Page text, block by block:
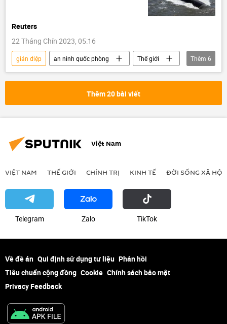
Reuters
22 Tháng Chín 2023, 05:16
gián điệp an ninh quốc phòng
Thế giới
Hoa Kỳ
Trung Quốc
Quân sự
Báo chí thế giới
Thêm 6
Thêm 20 bài viết
Việt Nam
VIỆT NAM THẾ GIỚI CHÍNH TRỊ KINH TẾ ĐỜI SỐNG XÃ HỘI
Telegram Zalo ТikТоk
Về đề án Qui định sử dụng tư liệu Phản hồi
Tiêu chuẩn cộng đồng Cookie Chính sách bảo mật
Privacy Feedback